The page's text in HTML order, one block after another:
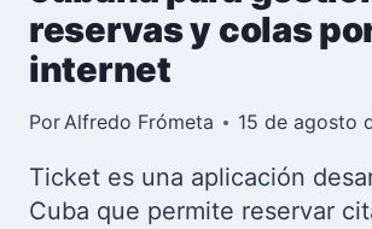
reservas y colas
internet
PorAlfredo Frómeta 15 de agosto
Ticket es una aplicación
Cuba que permite reservar